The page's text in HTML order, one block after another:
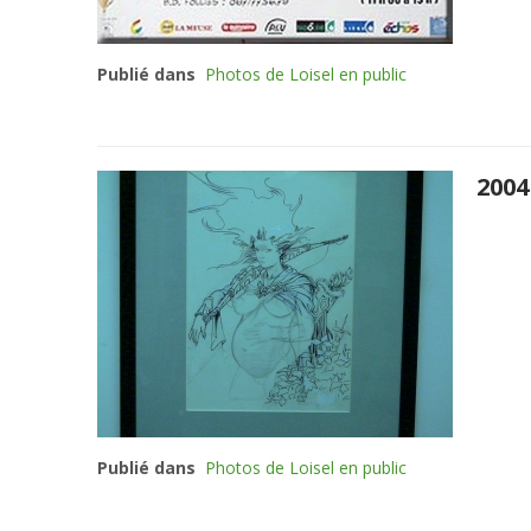
Publié dans Photos de Loisel en public
Publié dans Photos de Loisel en public